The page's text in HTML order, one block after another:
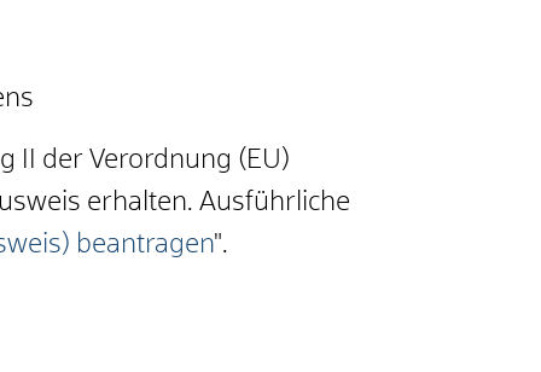
II der Verordnung (EU)
erhalten. Ausführliche
beantragen".